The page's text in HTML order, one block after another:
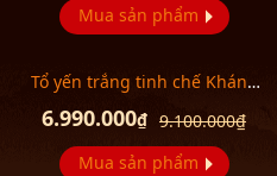
Mua sản phẩm
Tổ yến trắng tinh chế Khánh
9.100.000₫
6.990.000₫
Mua sản phẩm